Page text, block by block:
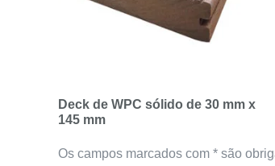
Deck de WPC sólido de 30 mm x
145 mm
Os campos marcados com * são